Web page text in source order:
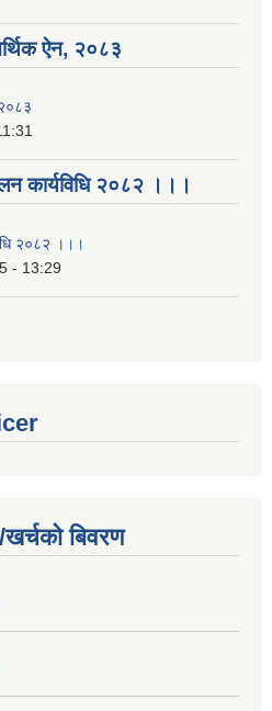
ऐन, २०८३
कार्यविधि २०८२ ।।।
२०८२ ।।।
- 13:29
बिवरण